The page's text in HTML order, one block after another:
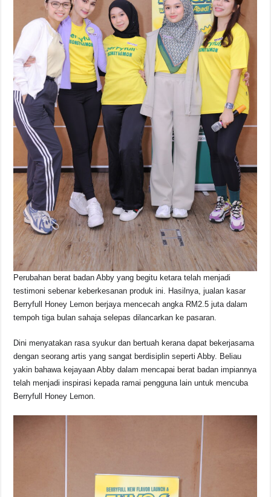
Perubahan berat badan Abby yang begitu ketara telah menjadi
testimoni sebenar keberkesanan produk ini. Hasilnya, jualan kasar
Berryfull Honey Lemon berjaya mencecah angka RM2.5 juta dalam
tempoh tiga bulan sahaja selepas dilancarkan ke pasaran.
Dini menyatakan rasa syukur dan bertuah kerana dapat bekerjasama
dengan seorang artis yang sangat berdisiplin seperti Abby. Beliau
yakin bahawa kejayaan Abby dalam mencapai berat badan impiannya
telah menjadi inspirasi kepada ramai pengguna lain untuk mencuba
Berryfull Honey Lemon.